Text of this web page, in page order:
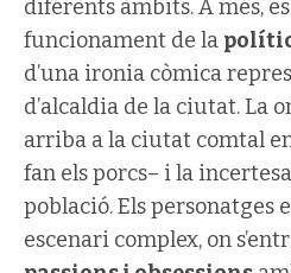
diferents àmbits. A més,
funcionament de la
d’una ironia còmica
d’alcaldia de la ciutat. La
arriba a la ciutat comtal
fan els porcs– i la
població. Els personatges
escenari complex, on